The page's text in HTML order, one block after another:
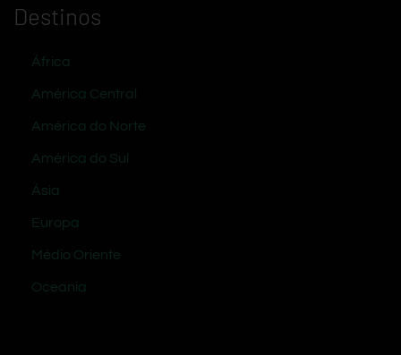
Destinos
África
América Central
América do Norte
América do Sul
Ásia
Europa
Médio Oriente
Oceania